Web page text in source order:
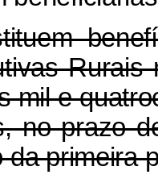
mil e
no prazo
da primeira